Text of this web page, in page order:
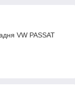
VW PASSAT